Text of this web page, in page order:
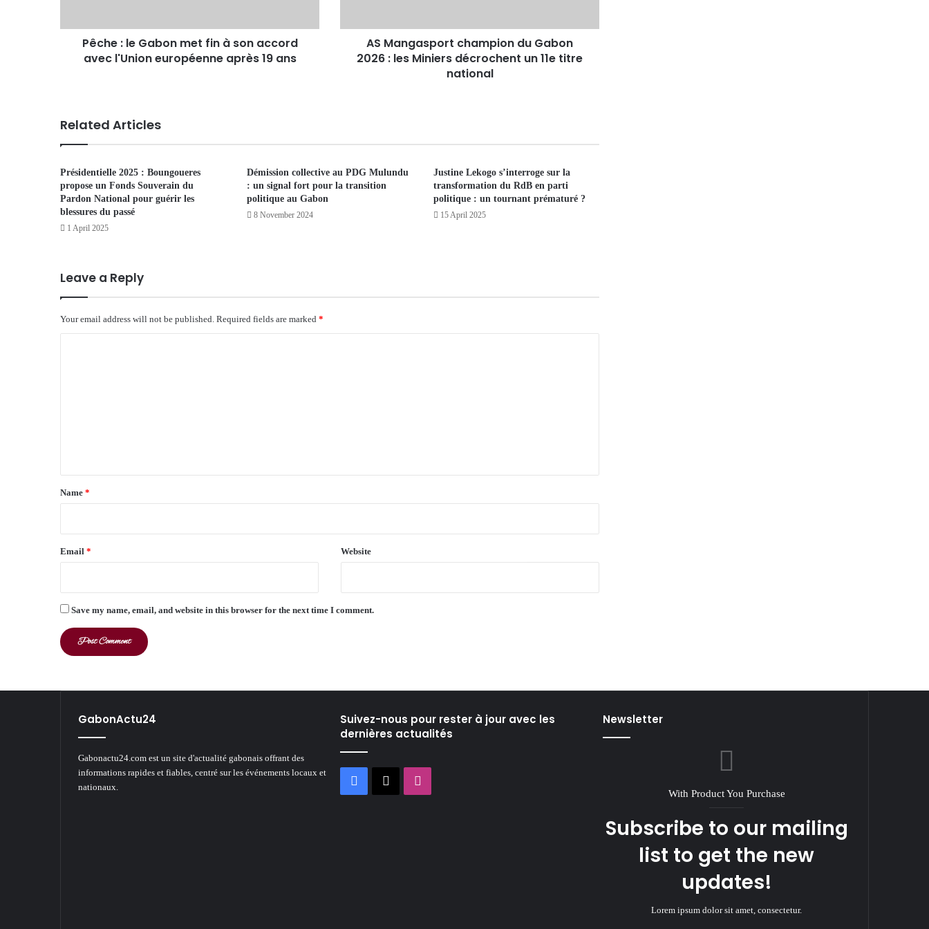
Pêche : le Gabon met fin à son accord
avec l'Union européenne après 19 ans
AS Mangasport champion du Gabon
2026 : les Miniers décrochent un 11e titre
national
Related Articles
Présidentielle 2025 : Boungoueres
propose un Fonds Souverain du
Pardon National pour guérir les
blessures du passé
1 April 2025
Démission collective au PDG Mulundu
: un signal fort pour la transition
politique au Gabon
8 November 2024
Justine Lekogo s’interroge sur la
transformation du RdB en parti
politique : un tournant prématuré ?
15 April 2025
Leave a Reply
Your email address will not be published. Required fields are marked *
*
Name *
Email * Website
Save my name, email, and website in this browser for the next time I comment.
GabonActu24
Gabonactu24.com est un site d'actualité gabonais offrant des
informations rapides et fiables, centré sur les événements locaux et
nationaux.
Suivez-nous pour rester à jour avec les
dernières actualités
Facebook
X
Newsletter
With Product You Purchase
Subscribe to our mailing
list to get the new
updates!
Lorem ipsum dolor sit amet, consectetur.